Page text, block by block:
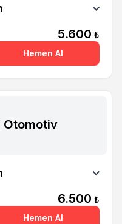
5.600 ₺
Hemen Al
Otomotiv
6.500 ₺
Hemen Al